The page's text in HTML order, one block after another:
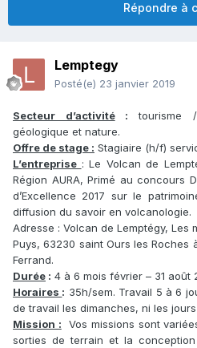
Répondre à
Lemptegy
Posté(e) 23 janvier 2019
Secteur d’activité:tourisme
géologique et nature.
Offre de stage : Stagiaire (h/f)
L’entreprise : Le Volcan de
Région AURA, Primé au concours
d’Excellence 2017 sur le
diffusion du savoir en volcanologie.
Adresse : Volcan de Lemptégy, Les
Puys, 63230 saint Ours les Roches
Ferrand.
Durée : 4 à 6 mois février – 31 août
Horaires : 35h/sem. Travail 5 à 6
de travail les dimanches, ni les
Mission :
Vos missions sont
sorties de terrain et la